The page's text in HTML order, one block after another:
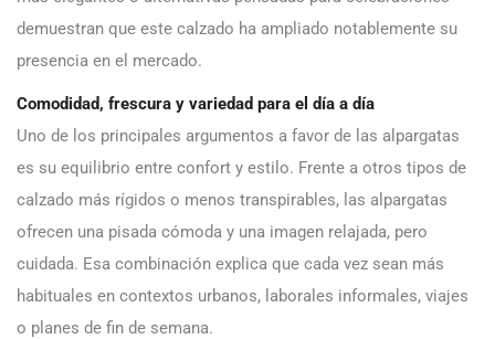
demuestran que este calzado ha ampliado notablemente su
presencia en el mercado.
Comodidad, frescura y variedad para el día a día
Uno de los principales argumentos a favor de las alpargatas
es su equilibrio entre confort y estilo. Frente a otros tipos de
calzado más rígidos o menos transpirables, las alpargatas
ofrecen una pisada cómoda y una imagen relajada, pero
cuidada. Esa combinación explica que cada vez sean más
habituales en contextos urbanos, laborales informales, viajes
o planes de fin de semana.